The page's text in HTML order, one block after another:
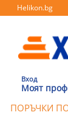
Helikon.bg
Вход
Моят
ПОРЪЧКИ